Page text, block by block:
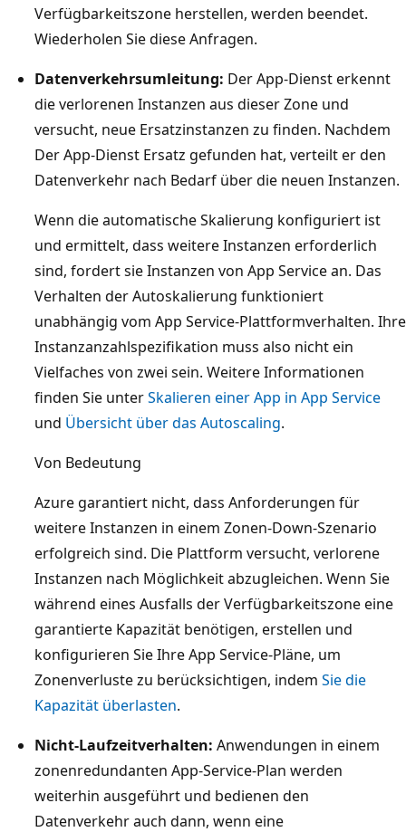
Verfügbarkeitszone herstellen, werden beendet.
Wiederholen Sie diese Anfragen.
Datenverkehrsumleitung: Der App-Dienst erkennt
die verlorenen Instanzen aus dieser Zone und
versucht, neue Ersatzinstanzen zu finden. Nachdem
Der App-Dienst Ersatz gefunden hat, verteilt er den
Datenverkehr nach Bedarf über die neuen Instanzen.
Wenn die automatische Skalierung konfiguriert ist
und ermittelt, dass weitere Instanzen erforderlich
sind, fordert sie Instanzen von App Service an. Das
Verhalten der Autoskalierung funktioniert
unabhängig vom App Service-Plattformverhalten. Ihre
Instanzanzahlspezifikation muss also nicht ein
Vielfaches von zwei sein. Weitere Informationen
finden Sie unterSkalieren einer App in App Service
und Übersicht über das Autoscaling.
Von Bedeutung
Azure garantiert nicht, dass Anforderungen für
weitere Instanzen in einem Zonen-Down-Szenario
erfolgreich sind. Die Plattform versucht, verlorene
Instanzen nach Möglichkeit abzugleichen. Wenn Sie
während eines Ausfalls der Verfügbarkeitszone eine
garantierte Kapazität benötigen, erstellen und
konfigurieren Sie Ihre App Service-Pläne, um
Zonenverluste zu berücksichtigen, indem Sie die
Kapazität überlasten.
Nicht-Laufzeitverhalten: Anwendungen in einem
zonenredundanten App-Service-Plan werden
weiterhin ausgeführt und bedienen den
Datenverkehr auch dann, wenn eine